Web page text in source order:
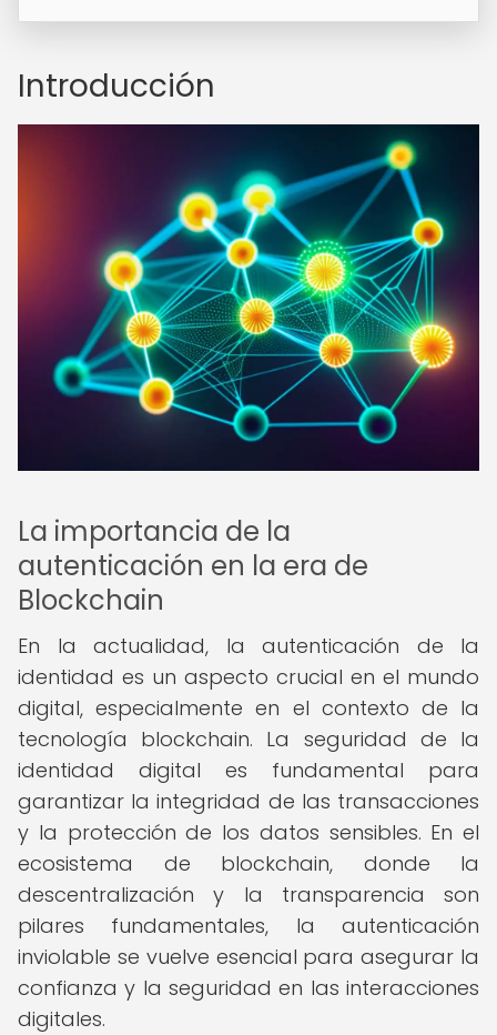
Introducción
La importancia de la
autenticación en la era de
Blockchain
En la actualidad, la autenticación de la
identidad es un aspecto crucial en el mundo
digital, especialmente en el contexto de la
tecnología blockchain. La seguridad de la
identidad digital es fundamental para
garantizar la integridad de las transacciones
y la protección de los datos sensibles. En el
ecosistema de blockchain, donde la
descentralización y la transparencia son
pilares fundamentales, la autenticación
inviolable se vuelve esencial para asegurar la
confianza y la seguridad en las interacciones
digitales.